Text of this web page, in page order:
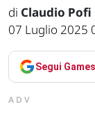
di Claudio Pofi
07 Luglio 2025
Segui
ADV